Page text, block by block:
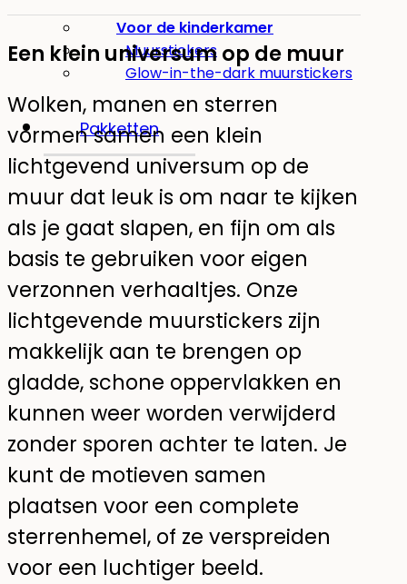
Voor de kinderkamer
Muurstickers
Glow-in-the-dark muurstickers
Pakketten
Een klein universum op de muur
Wolken, manen en sterren
vormen samen een klein
lichtgevend universum op de
muur dat leuk is om naar te kijken
als je gaat slapen, en fijn om als
basis te gebruiken voor eigen
verzonnen verhaaltjes. Onze
lichtgevende muurstickers zijn
makkelijk aan te brengen op
gladde, schone oppervlakken en
kunnen weer worden verwijderd
zonder sporen achter te laten. Je
kunt de motieven samen
plaatsen voor een complete
sterrenhemel, of ze verspreiden
voor een luchtiger beeld.